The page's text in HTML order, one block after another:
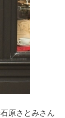
原さとみさん